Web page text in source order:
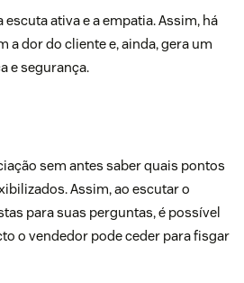
ativa e a empatia. Assim, há
a dor do cliente e, ainda, gera um
e segurança.
sem antes saber quais pontos
Assim, ao escutar o
para suas perguntas, é possível
o vendedor pode ceder para fisgar